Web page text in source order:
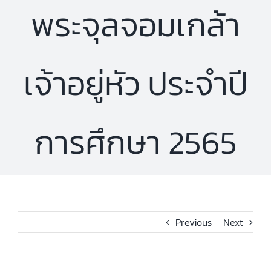
พระจุลจอมเกล้า
เจ้าอยู่หัว ประจำปี
การศึกษา 2565
Previous Next